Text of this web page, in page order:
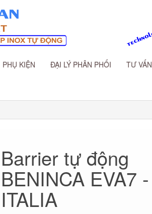
PHỤ KIỆN ĐẠI LÝ PHÂN PHỐI TƯ VẤN
Barrier tự động
BENINCA EVA7 -
ITALIA